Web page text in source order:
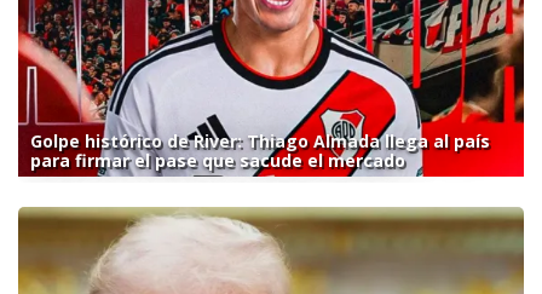
Golpe histórico de River: Thiago Almada llega al país
para firmar el pase que sacude el mercado